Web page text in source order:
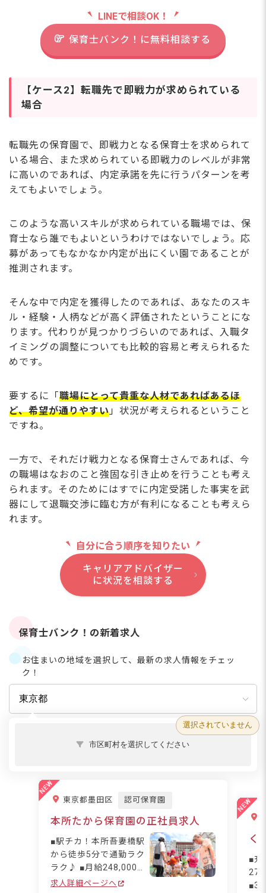
LINEで相談OK！
保育士バンク！に無料相談する
【ケース2】転職先で即戦力が求められている
場合
転職先の保育園で、即戦力となる保育士を求められて
いる場合、また求められている即戦力のレベルが非常
に高いのであれば、内定承諾を先に行うパターンを考
えてもよいでしょう。
このような高いスキルが求められている職場では、保
育士なら誰でもよいというわけではないでしょう。応
募があってもなかなか内定が出にくい園であることが
推測されます。
そんな中で内定を獲得したのであれば、あなたのスキ
ル・経験・人柄などが高く評価されたということにな
ります。代わりが見つかりづらいのであれば、入職タ
イミングの調整についても比較的容易と考えられるた
めです。
要するに「 職場にとって貴重な人材であればあるほ
ど、希望が通りやすい 」状況が考えられるということ
ですね。
一方で、それだけ戦力となる保育士さんであれば、今
の職場はなおのこと強固な引き止めを行うことも考え
られます。そのためにはすでに内定受諾した事実を武
器にして退職交渉に臨む方が有利になることも考えら
れます。
自分に合う順序を知りたい
キャリアアドバイザー
に状況を相談する
保育士バンク！の新着求人
お住まいの地域を選択して、最新の求人情報をチェッ
ク！
選択されていません
市区町村を選択してください
東京都墨田区 認可保育園
本所たから保育園の正社員求人
■駅チカ！本所吾妻橋駅
から徒歩5分で通勤ラク
ラク♪ ■月給248,000円
～！安心の収入でプライ
求人詳細ページへ
く
■充
■3